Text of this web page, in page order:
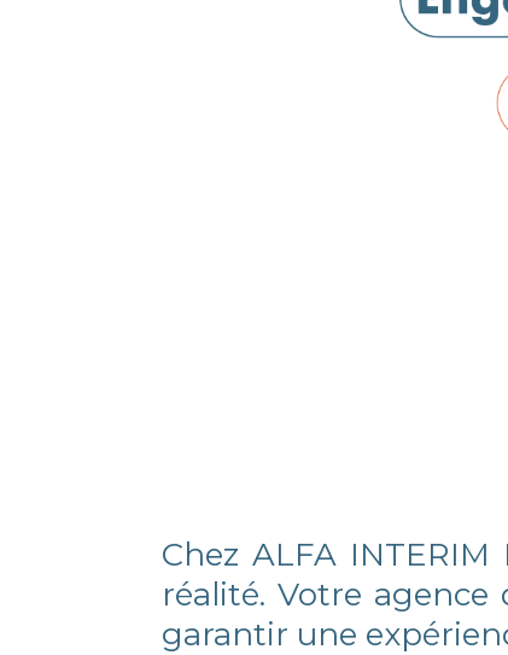
Chez ALFA
réalité. Votre
garantir une